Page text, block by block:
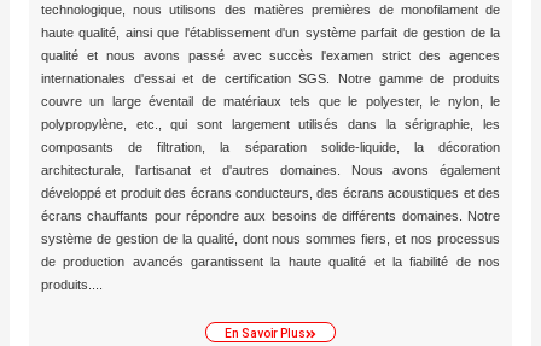
technologique, nous utilisons des matières premières de monofilament de
haute qualité, ainsi que l'établissement d'un système parfait de gestion de la
qualité et nous avons passé avec succès l'examen strict des agences
internationales d'essai et de certification SGS. Notre gamme de produits
couvre un large éventail de matériaux tels que le polyester, le nylon, le
polypropylène, etc., qui sont largement utilisés dans la sérigraphie, les
composants de filtration, la séparation solide-liquide, la décoration
architecturale, l'artisanat et d'autres domaines. Nous avons également
développé et produit des écrans conducteurs, des écrans acoustiques et des
écrans chauffants pour répondre aux besoins de différents domaines. Notre
système de gestion de la qualité, dont nous sommes fiers, et nos processus
de production avancés garantissent la haute qualité et la fiabilité de nos
produits....​
En Savoir Plus